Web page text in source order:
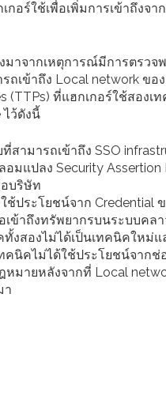
อร์ใช้เพื่อเพิ่มการเข้าถึงจ
งมาจากเหตุการณ์มีการตรว
ถเข้าถึง Local network ข
(TTPs) ที่แฮกเกอร์ใช้สอง
ไว้ดังนี้
สามารถเข้าถึง SSO
มแปลง Security Assertion
บริษัท
ช้ประโยชน์จาก
เข้าถึงทรัพยากรบนระบบคล
ทั้งสองไม่ได้เป็นเทคนิคให
คนิคไม่ได้ใช้ประโยชน์จาก
มายหลังจากที่ Local
า